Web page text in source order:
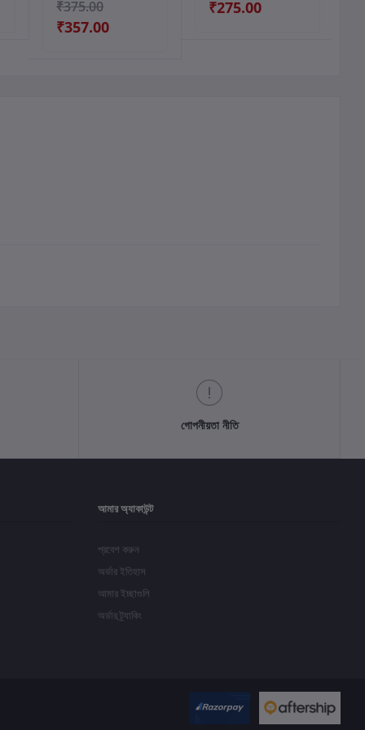
₹375.00
₹357.00
₹275.00
গোপনীয়তা নীতি
আমার অ্যাকাউন্ট
প্রবেশ করুন
অর্ডার ইতিহাস
আমার ইচ্ছাগুলি
অর্ডার ট্র্যাকিং